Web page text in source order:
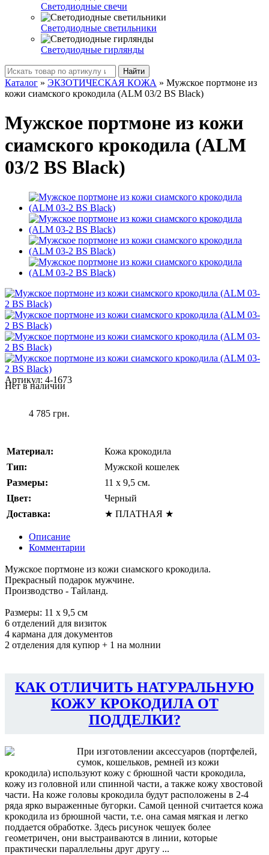
Светодиодные свечи
Светодиодные светильники
Светодиодные гирлянды
Найти
Каталог » ЭКЗОТИЧЕСКАЯ КОЖА » Мужское портмоне из
кожи сиамского крокодила (ALM 03/2 BS Black)
Мужское портмоне из кожи
сиамского крокодила (ALM
03/2 BS Black)
Артикул: 4-1673
Нет в наличии
4 785 грн.
Материал:
Кожа крокодила
Тип:
Мужской кошелек
Размеры:
11 x 9,5 см.
Цвет:
Черный
Доставка:
★ ПЛАТНАЯ ★
Описание
Комментарии
Мужское портмоне из кожи сиамского крокодила.
Прекрасный подарок мужчине.
Производство - Тайланд.
Размеры: 11 x 9,5 см
6 отделений для визиток
4 кармана для документов
2 отделения для купюр + 1 на молнии
КАК ОТЛИЧИТЬ НАТУРАЛЬНУЮ
КОЖУ КРОКОДИЛА ОТ
ПОДДЕЛКИ?
При изготовлении аксессуаров (портфелей,
сумок, кошельков, ремней из кожи
крокодила) используют кожу с брюшной части крокодила,
кожу из головной или спинной части, а также кожу хвостовой
части. На коже головы крокодила будут расположены в 2-4
ряда ярко выраженные бугорки. Самой ценной считается кожа
крокодила из брюшной части, т.е. она самая мягкая и легко
поддается обработке. Здесь рисунок чешуек более
геометричен, они выстраиваются в линии, которые
практически параллельны друг другу ...